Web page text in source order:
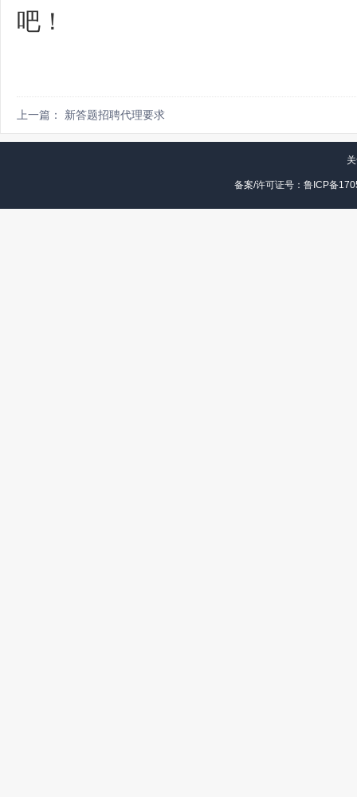
吧！
上一篇： 新答题招聘代理要求
备案/许可证号：鲁ICP备